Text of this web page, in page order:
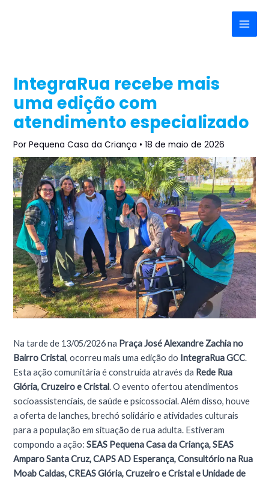
Main
Menu
IntegraRua recebe mais
uma edição com
atendimento especializado
PorPequena Casa da Criança •18 de maio de 2026
Na tarde de 13/05/2026 na Praça José Alexandre Zachia no
Bairro Cristal, ocorreu mais uma edição do IntegraRua GCC.
Esta ação comunitária é construída através da Rede Rua
Glória, Cruzeiro e Cristal. O evento ofertou atendimentos
socioassistenciais, de saúde e psicossocial. Além disso, houve
a oferta de lanches, brechó solidário e atividades culturais
para a população em situação de rua adulta. Estiveram
compondo a ação: SEAS Pequena Casa da Criança, SEAS
Amparo Santa Cruz, CAPS AD Esperança, Consultório na Rua
Moab Caldas, CREAS Glória, Cruzeiro e Cristal e Unidade de